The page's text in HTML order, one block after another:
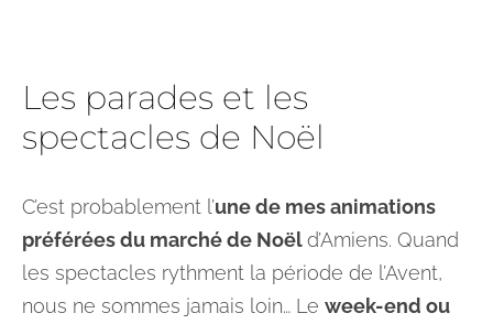
Les parades et les
spectacles de Noël
C’est probablement l’une de mes animations
préférées du marché de Noëld’Amiens. Quand
les spectacles rythment la période de l’Avent,
nous ne sommes jamais loin… Le week-end ou